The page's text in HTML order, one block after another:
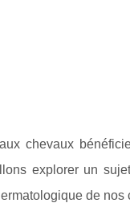
chevaux
explorer un
de nos